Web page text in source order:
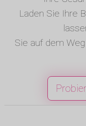
Laden Sie Ihre
Sie auf dem